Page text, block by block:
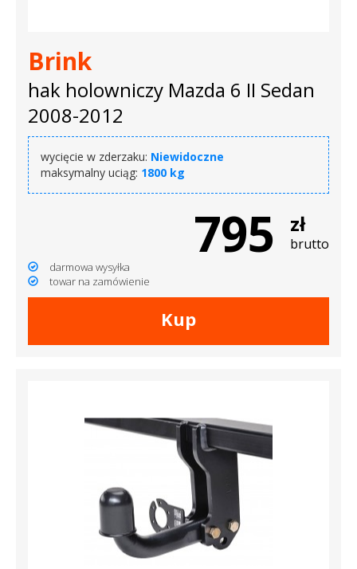
Brink
hak holowniczy Mazda 6 II Sedan
2008-2012
wycięcie w zderzaku: Niewidoczne
maksymalny uciąg: 1800 kg
795 zł
brutto
darmowa wysyłka
towar na zamówienie
Kup